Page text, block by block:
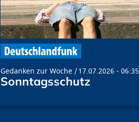
Gedanken zur Woche 17.07.2026 - 06:35
Sonntagsschutz